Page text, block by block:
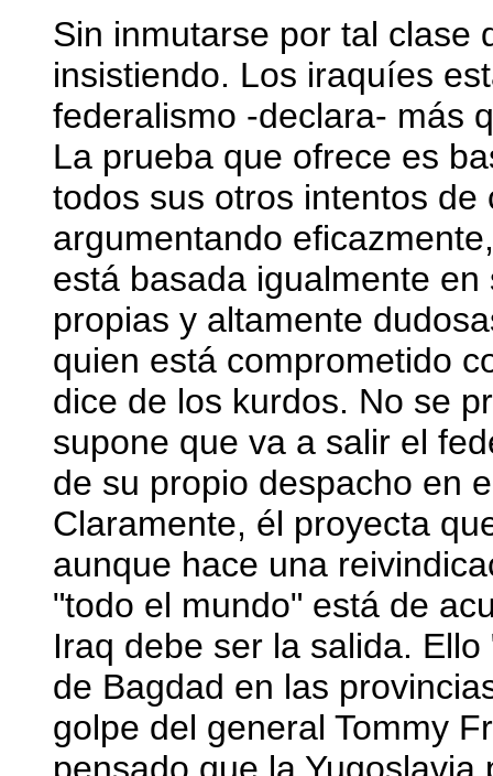
Sin inmutarse por tal clase
insistiendo. Los iraquíes
federalismo -declara- más
La prueba que ofrece es
todos sus otros intentos
argumentando
está basada igualmente
propias y altamente
quien está comprometido
dice de los kurdos. No se
supone que va a salir el
de su propio despacho en
Claramente, él proyecta
aunque hace una
"todo el mundo" está de
Iraq debe ser la salida.
de Bagdad en las
golpe del general Tommy